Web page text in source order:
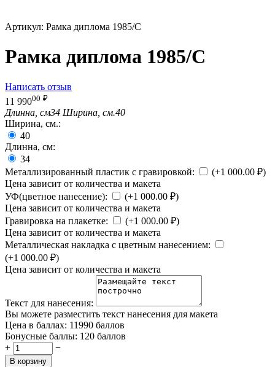
Артикул: Рамка диплома 1985/С
Рамка диплома 1985/С
Написать отзыв
11 99000 ₽
Длинна, см34 Ширина, см.40
Ширина, см.:
40
Длинна, см:
34
Металлизированный пластик с гравировкой:
(+1 000.00 ₽)
Цена зависит от количества и макета
УФ(цветное нанесение):
(+1 000.00 ₽)
Цена зависит от количества и макета
Гравировка на плакетке:
(+1 000.00 ₽)
Цена зависит от количества и макета
Металлическая накладка с цветным нанесением:
(+1 000.00 ₽)
Цена зависит от количества и макета
Текст для нанесения:
Вы можете разместить текст нанесения для макета
Цена в баллах: 11990 баллов
Бонусные баллы: 120 баллов
+
−
В корзину